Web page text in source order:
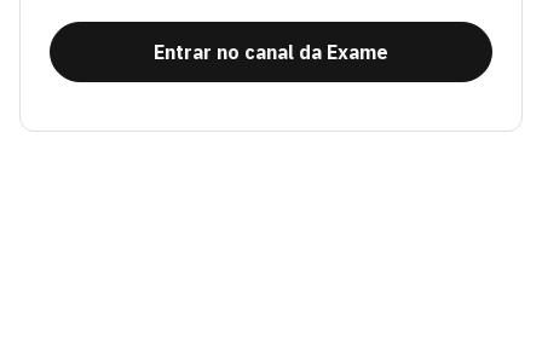
Entrar no canal da Exame